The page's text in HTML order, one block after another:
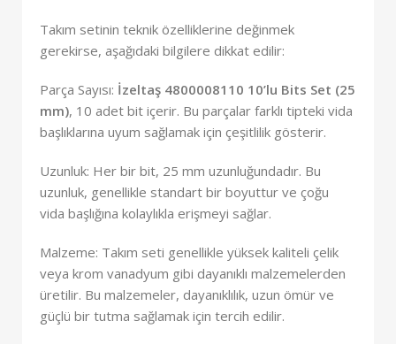
Takım setinin teknik özelliklerine değinmek
gerekirse, aşağıdaki bilgilere dikkat edilir:
Parça Sayısı: İzeltaş 4800008110 10’lu Bits Set (25
mm), 10 adet bit içerir. Bu parçalar farklı tipteki vida
başlıklarına uyum sağlamak için çeşitlilik gösterir.
Uzunluk: Her bir bit, 25 mm uzunluğundadır. Bu
uzunluk, genellikle standart bir boyuttur ve çoğu
vida başlığına kolaylıkla erişmeyi sağlar.
Malzeme: Takım seti genellikle yüksek kaliteli çelik
veya krom vanadyum gibi dayanıklı malzemelerden
üretilir. Bu malzemeler, dayanıklılık, uzun ömür ve
güçlü bir tutma sağlamak için tercih edilir.